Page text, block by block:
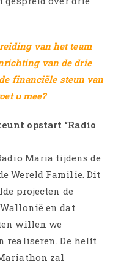
van het team
van de drie
financiële steun van
u mee?
opstart “Radio
Maria tijdens de
Wereld Familie. Dit
projecten de
en dat
willen we
realiseren. De helft
zal